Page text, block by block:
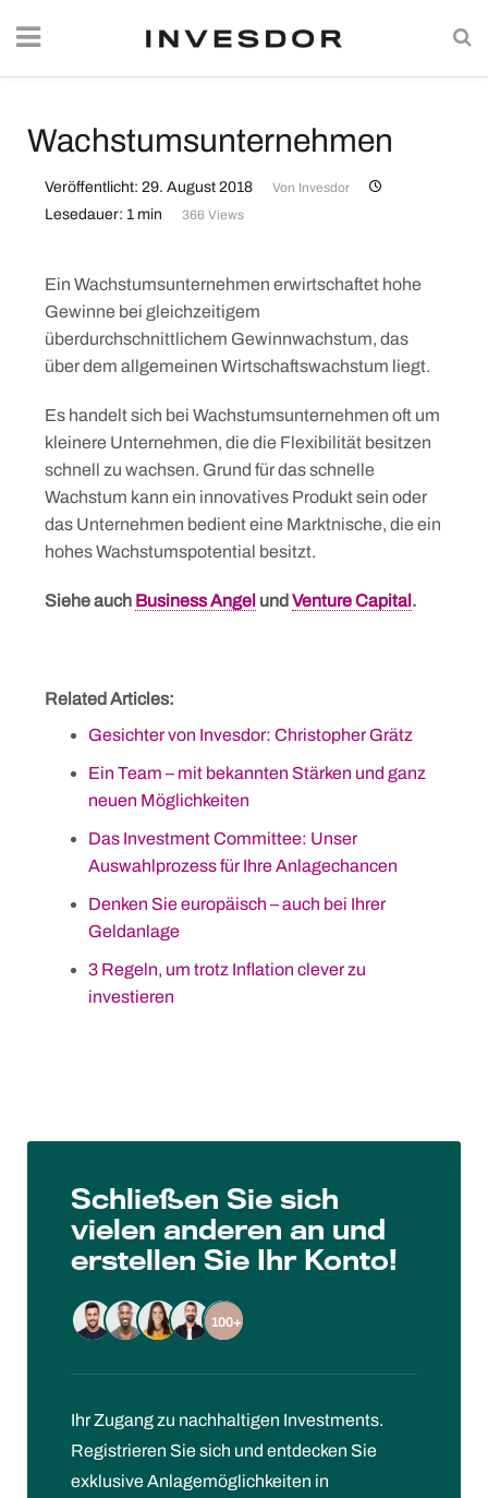
Wachstumsunternehmen
Veröffentlicht: 29. August 2018 Von Invesdor
Lesedauer: 1 min 366 Views
Ein Wachstumsunternehmen erwirtschaftet hohe
Gewinne bei gleichzeitigem
überdurchschnittlichem Gewinnwachstum, das
über dem allgemeinen Wirtschaftswachstum liegt.
Es handelt sich bei Wachstumsunternehmen oft um
kleinere Unternehmen, die die Flexibilität besitzen
schnell zu wachsen. Grund für das schnelle
Wachstum kann ein innovatives Produkt sein oder
das Unternehmen bedient eine Marktnische, die ein
hohes Wachstumspotential besitzt.
Siehe auch Business Angel und Venture Capital .
Related Articles:
Gesichter von Invesdor: Christopher Grätz
Ein Team – mit bekannten Stärken und ganz
neuen Möglichkeiten
Das Investment Committee: Unser
Auswahlprozess für Ihre Anlagechancen
Denken Sie europäisch – auch bei Ihrer
Geldanlage
3 Regeln, um trotz Inflation clever zu
investieren
Schließen Sie sich
vielen anderen an und
erstellen Sie Ihr Konto!
100+
Ihr Zugang zu nachhaltigen Investments.
Registrieren Sie sich und entdecken Sie
exklusive Anlagemöglichkeiten in